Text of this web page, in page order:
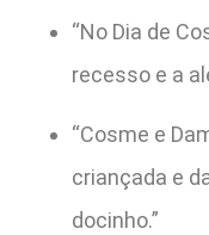
“No Dia de
recesso e a
“Cosme e
criançada e
docinho.”